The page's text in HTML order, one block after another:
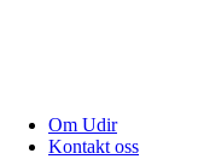
3. Prinsihpa
Om Udir
Kontakt oss